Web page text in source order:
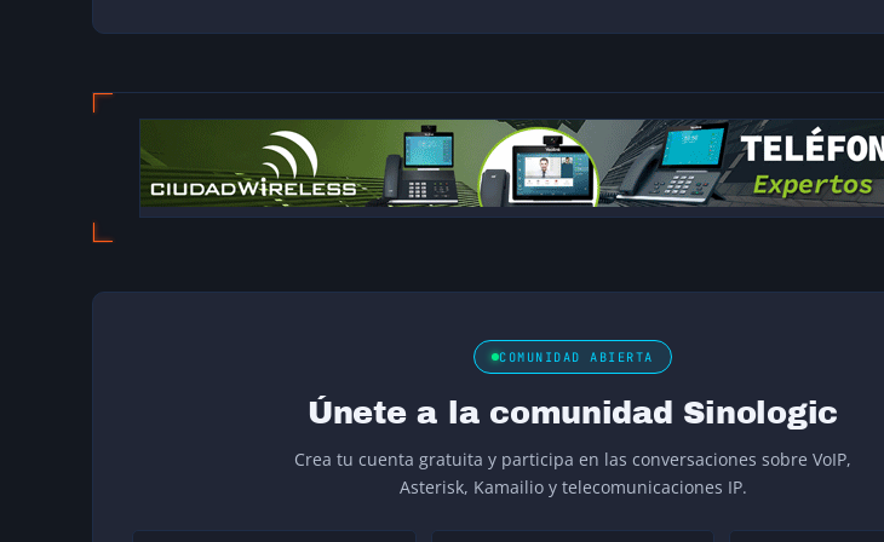
COMUNIDAD ABIERTA
Únete a la comunidad Sinologic
Crea tu cuenta gratuita y participa en las conversaciones sobre VoIP,
Asterisk, Kamailio y telecomunicaciones IP.